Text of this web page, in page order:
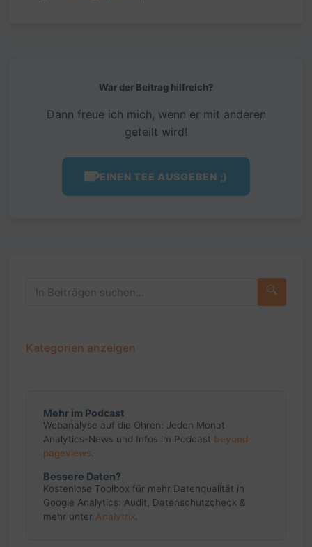
🔍
Kategorien anzeigen
Mehr im Podcast
Webanalyse auf die Ohren: Jeden Monat
Analytics-News und Infos im Podcast beyond
pageviews
Bessere Daten?
Kostenlose Toolbox für mehr Datenqualität in
Google Analytics: Audit, Datenschutzcheck &
mehr unter Analytrix
War der Beitrag hilfreich?
Dann freue ich mich, wenn er mit anderen
geteilt wird!
EINEN TEE AUSGEBEN ;)